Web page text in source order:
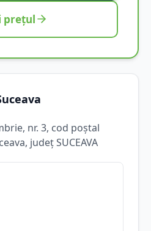
prețul
, nr. 3, cod poștal
, județSUCEAVA